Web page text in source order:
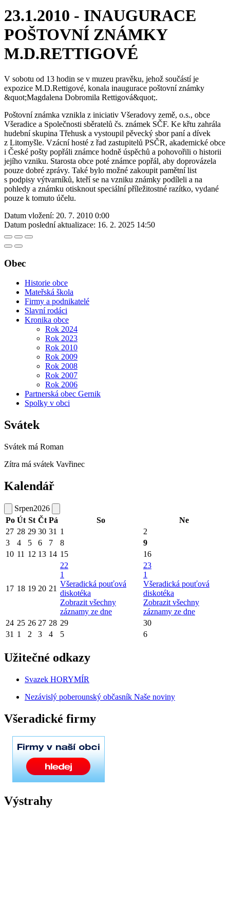
23.1.2010 - INAUGURACE
POŠTOVNÍ ZNÁMKY
M.D.RETTIGOVÉ
V sobotu od 13 hodin se v muzeu pravěku, jehož součástí je
expozice M.D.Rettigové, konala inaugurace poštovní známky
&quot;Magdalena Dobromila Rettigová&quot;.
Poštovní známka vznikla z iniciativ Všeradovy země, o.s., obce
Všeradice a Společnosti sběratelů čs. známek SČF. Ke křtu zahrála
hudební skupina Třehusk a vystoupil pěvecký sbor paní a dívek
z Litomyšle. Vzácní hosté z řad zastupitelů PSČR, akademické obce
i České pošty popřáli známce hodně úspěchů a pohovořili o historii
jejího vzniku. Starosta obce poté známce popřál, aby doprovázela
pouze dobré zprávy. Také bylo možné zakoupit pamětní list
s podpisy výtvarníků, kteří se na vzniku známky podíleli a na
pohledy a známku otisknout speciální příležitostné razítko, vydané
pouze k tomuto účelu.
Datum vložení: 20. 7. 2010 0:00
Datum poslední aktualizace: 16. 2. 2025 14:50
Obec
Historie obce
Mateřská škola
Firmy a podnikatelé
Slavní rodáci
Kronika obce
Rok 2024
Rok 2023
Rok 2010
Rok 2009
Rok 2008
Rok 2007
Rok 2006
Partnerská obec Gernik
Spolky v obci
Svátek
Svátek má Roman
Zítra má svátek Vavřinec
Kalendář
Srpen2026
Po Út St Čt Pá So
Ne
27 28 29 30 31 1
2
3
4 5 6 7 8
9
10 11 12 13 14 15 16
17 18 19 20 21
22
1
Všeradická pouťová
diskotéka
Zobrazit všechny
záznamy ze dne
23
1
Všeradická pouťová
diskotéka
Zobrazit všechny
záznamy ze dne
24 25 26 27 28 29
30
31 1 2 3 4 5 6
Užitečné odkazy
Svazek HORYMÍR
Nezávislý poberounský občasník Naše noviny
Všeradické firmy
Výstrahy